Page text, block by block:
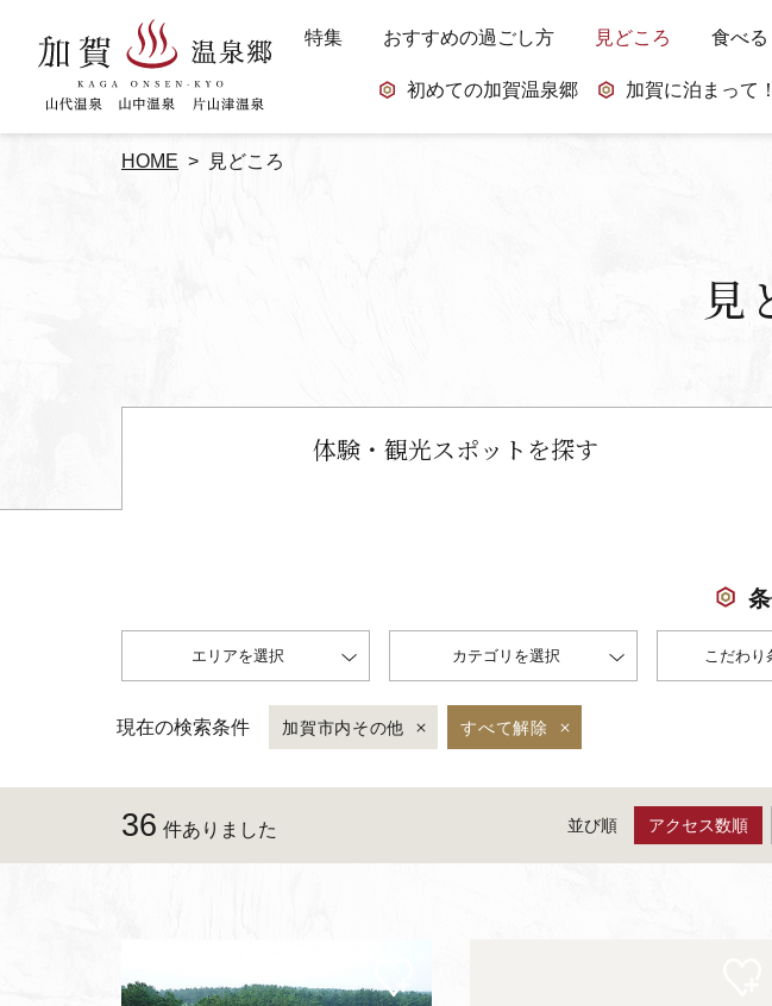
特集 おすすめの過ごし方 見どころ 食べる
初めての加賀温泉郷 加賀に泊まって
HOME 見どころ
見
体験・観光スポットを探す
エリアを選択 カテゴリを選択 こだわり
現在の検索条件 加賀市内その他 すべて解除
36 件ありました 並び順 アクセス数順
ペー